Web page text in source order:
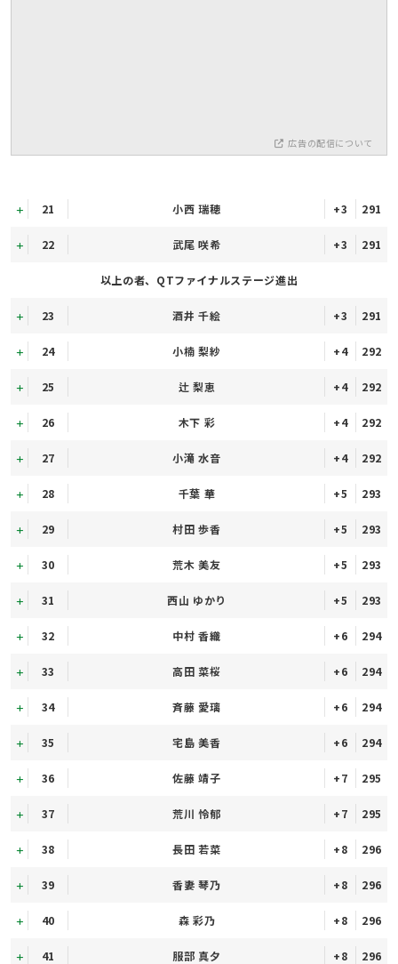
広告の配信について
21 小西 瑞穂 +3 291
22 武尾 咲希 +3 291
以上の者、QTファイナルステージ進出
23 酒井 千絵 +3 291
24 小楠 梨紗 +4 292
25 辻 梨恵 +4 292
26 木下 彩 +4 292
27 小滝 水音 +4 292
28 千葉 華 +5 293
29 村田 歩香 +5 293
30 荒木 美友 +5 293
31 西山 ゆかり +5 293
32 中村 香織 +6 294
33 高田 菜桜 +6 294
34 斉藤 愛璃 +6 294
35 宅島 美香 +6 294
36 佐藤 靖子 +7 295
37 荒川 怜郁 +7 295
38 長田 若菜 +8 296
39 香妻 琴乃 +8 296
40 森 彩乃 +8 296
41 服部 真夕 +8 296